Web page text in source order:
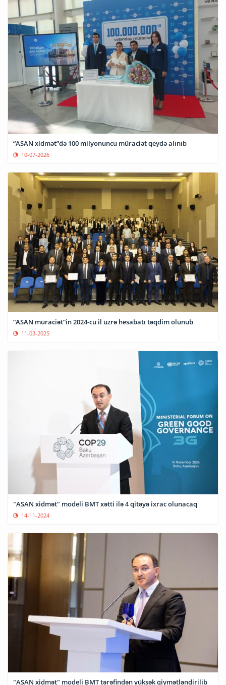
“ASAN xidmət”də 100 milyonuncu müraciət qeydə alınıb
10-07-2026
“ASAN müraciət”in 2024-cü il üzrə hesabatı təqdim olunub
11-03-2025
"ASAN xidmət" modeli BMT xətti ilə 4 qitəyə ixrac olunacaq
14-11-2024
"ASAN xidmət" modeli BMT tərəfindən yüksək qiymətləndirilib